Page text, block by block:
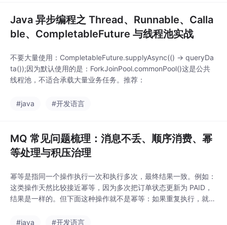
Java 异步编程之 Thread、Runnable、Calla
ble、CompletableFuture 与线程池实战
不要大量使用：CompletableFuture.supplyAsync(() -> queryDa
ta());因为默认使用的是：ForkJoinPool.commonPool()这是公共
线程池，不适合承载大量业务任务。推荐：
#java #开发语言
MQ 常见问题梳理：消息不丢、顺序消费、幂
等处理与积压治理
幂等是指同一个操作执行一次和执行多次，最终结果一致。例如：
这类操作天然比较接近幂等，因为多次把订单状态更新为 PAID，
结果是一样的。但下面这种操作就不是幂等：如果重复执行，就会
#java
#开发语言